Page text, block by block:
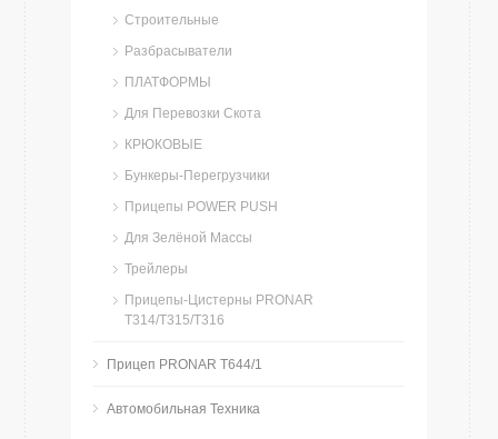
Строительные
Разбрасыватели
ПЛАТФОРМЫ
Для Перевозки Скота
КРЮКОВЫЕ
Бункеры-Перегрузчики
Прицепы POWER PUSH
Для Зелёной Массы
Трейлеры
Прицепы-Цистерны PRONAR
T314/T315/T316
Прицеп PRONAR T644/1
Автомобильная Техника